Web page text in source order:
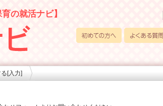
の就活ナビ】
[入力]